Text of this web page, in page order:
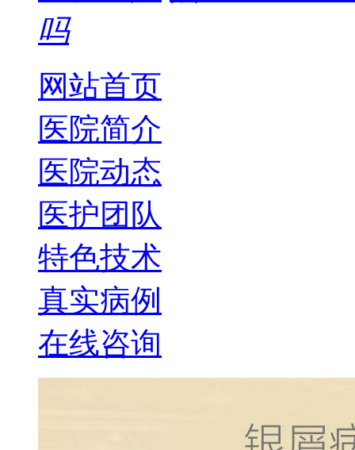
吗
网站首页
医院简介
医院动态
医护团队
特色技术
真实病例
在线咨询